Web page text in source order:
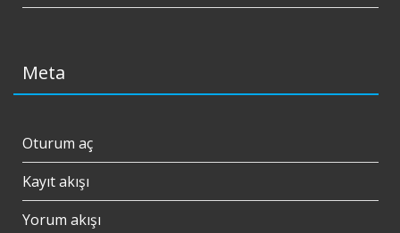
Meta
Oturum aç
Kayıt akışı
Yorum akışı